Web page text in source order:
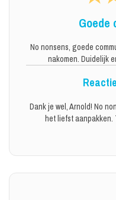
Goede
No nonsens, goede
nakomen. Duidelijk
Dank je wel, Arnold! No
het liefst aanpakken.